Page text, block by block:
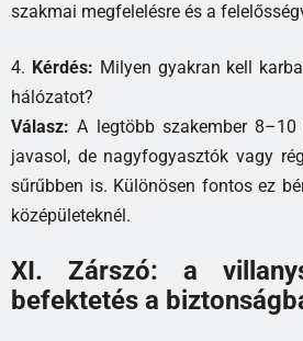
szakmai megfelelésre és a
4. Kérdés: Milyen gyakran kell
hálózatot?
Válasz: A legtöbb szakember
javasol, de nagyfogyasztók vagy
sűrűbben is. Különösen fontos ez
középületeknél.
XI. Zárszó: a
befektetés a